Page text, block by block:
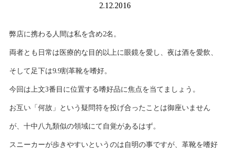
2.12.2016
弊店に携わる人間は私を含め2名。
両者とも日常は医療的な目的以上に眼鏡を愛し、夜は酒を愛飲、
そして足下は9.9割革靴を嗜好。
今回は上文3番目に位置する嗜好品に焦点を当てましょう。
お互い「何故」という疑問符を投げ合ったことは御座いません
が、十中八九類似の領域にて自覚があるはず。
スニーカーが歩きやすいというのは自明の事ですが、革靴を嗜好